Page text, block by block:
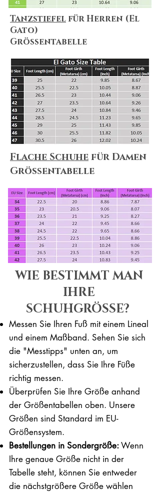
Tanzstiefel für Herren (El
Gato)
Größentabelle
Flache Schuhe für Damen
Größentabelle
WIE BESTIMMT MAN
IHRE
SCHUHGRÖSSE?
Messen Sie Ihren Fuß mit einem Lineal
und einem Maßband. Sehen Sie sich
die "Messtipps" unten an, um
sicherzustellen, dass Sie Ihre Füße
richtig messen. ​​
Überprüfen Sie Ihre Größe anhand
der Größentabellen oben. Unsere
Größen sind Standard im EU-
Größensystem.
Bestellungen in Sondergröße:Wenn
Ihre genaue Größe nicht in der
Tabelle steht, können Sie entweder
die nächstgrößere Größe wählen